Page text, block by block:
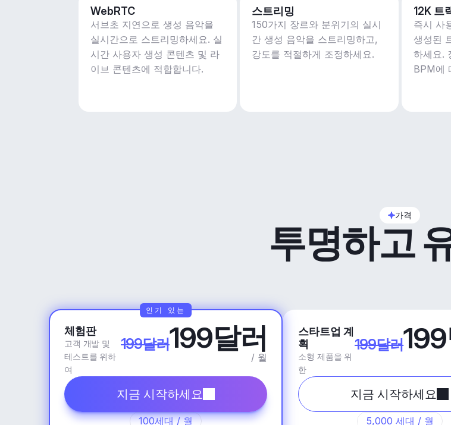
WebRTC
서브초 지연으로 생성 음악을
실시간으로 스트리밍하세요. 실
시간 사용자 생성 콘텐츠 및 라
이브 콘텐츠에 적합합니다.
스트리밍
150가지 장르와 분위기의 실시
간 생성 음악을 스트리밍하고,
강도를 적절하게 조정하세요.
12K 트
즉시 사
생성된
하세요.
BPM에
가격
투명하고
체험판
고객 개발 및
테스트를 위하
여
199달러199달러
/ 월
지금 시작하세요
100세대 / 월
인기 있는
스타트업 계
획
소형 제품을 위
한
199달러
지금 시작하세요
5,000 세대 / 월